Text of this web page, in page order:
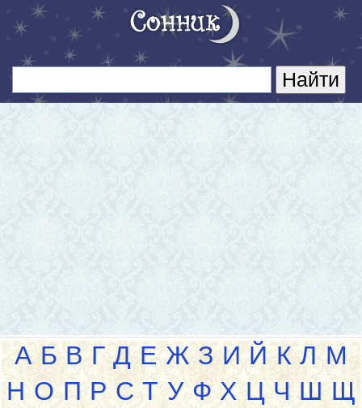
А Б В Г Д Е Ж З И Й К Л М
Н О П Р С Т У Ф Х Ц Ч Ш Щ